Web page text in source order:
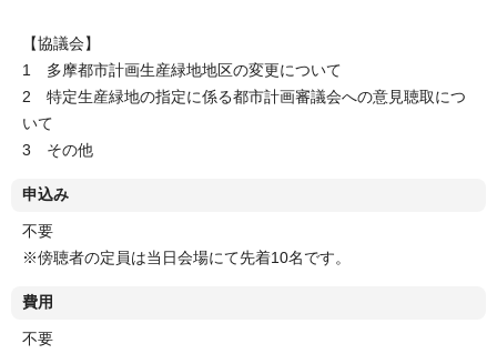
【協議会】
1 多摩都市計画生産緑地地区の変更について
2 特定生産緑地の指定に係る都市計画審議会への意見聴取につ
いて
3 その他
申込み
不要
※傍聴者の定員は当日会場にて先着10名です。
費用
不要